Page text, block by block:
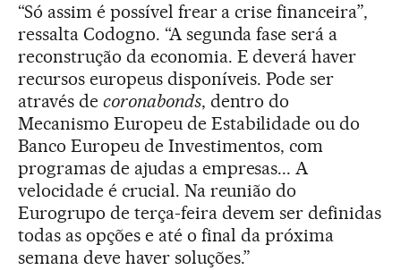
“Só assim é possível frear a crise financeira”,
ressalta Codogno. “A segunda fase será a
reconstrução da economia. E deverá haver
recursos europeus disponíveis. Pode ser
através de coronabonds, dentro do
Mecanismo Europeu de Estabilidade ou do
Banco Europeu de Investimentos, com
programas de ajudas a empresas... A
velocidade é crucial. Na reunião do
Eurogrupo de terça-feira devem ser definidas
todas as opções e até o final da próxima
semana deve haver soluções.”